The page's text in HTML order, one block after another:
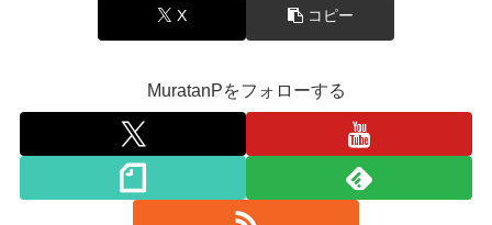
X コピー
MuratanPをフォローする